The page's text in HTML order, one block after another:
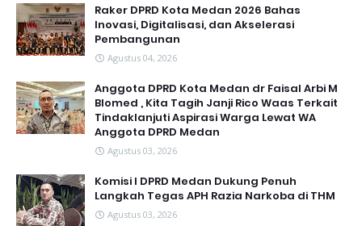
Raker DPRD Kota Medan 2026 Bahas
Inovasi, Digitalisasi, dan Akselerasi
Pembangunan
Agustus 04, 2026
Anggota DPRD Kota Medan dr Faisal Arbi M
Blomed , Kita Tagih Janji Rico Waas Terkait
Tindaklanjuti Aspirasi Warga Lewat WA
Anggota DPRD Medan
Agustus 03, 2026
Komisi I DPRD Medan Dukung Penuh
Langkah Tegas APH Razia Narkoba di THM
Agustus 03, 2026